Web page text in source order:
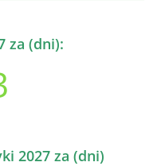
za (dni):
2027 za (dni)